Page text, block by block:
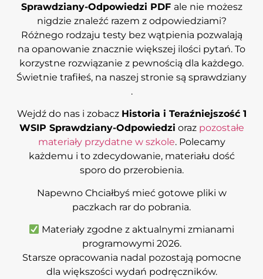
Sprawdziany-Odpowiedzi PDF ale nie możesz
nigdzie znaleźć razem z odpowiedziami?
Różnego rodzaju testy bez wątpienia pozwalają
na opanowanie znacznie większej ilości pytań. To
korzystne rozwiązanie z pewnością dla każdego.
Świetnie trafiłeś, na naszej stronie są sprawdziany
.
Wejdź do nas i zobacz Historia i Teraźniejszość 1
WSIP Sprawdziany-Odpowiedzi oraz pozostałe
materiały przydatne w szkole. Polecamy
każdemu i to zdecydowanie, materiału dość
sporo do przerobienia.
Napewno Chciałbyś mieć gotowe pliki w
paczkach rar do pobrania.
Materiały zgodne z aktualnymi zmianami
programowymi 2026.
Starsze opracowania nadal pozostają pomocne
dla większości wydań podręczników.